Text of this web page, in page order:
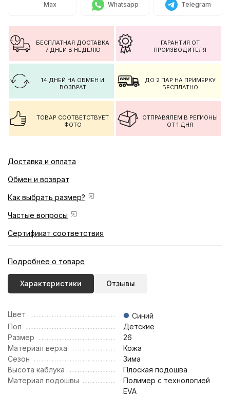
Max Whatsapp Telegram
БЕСПЛАТНАЯ ДОСТАВКА
7 ДНЕЙ В НЕДЕЛЮ
ГАРАНТИЯ ОТ
ПРОИЗВОДИТЕЛЯ
14 ДНЕЙ НА ОБМЕН И
ВОЗВРАТ
ДО 2 ПАР НА ПРИМЕРКУ
БЕСПЛАТНО
ТОВАР СООТВЕТСТВУЕТ
ФОТО
ОТПРАВЯЛЕМ В РЕГИОНЫ
ОТ 1 ДНЯ
Доставка и оплата
Обмен и возврат
Как выбрать размер?
Частые вопросы
Сертификат соответствия
Подробнее о товаре
Характеристики Отзывы
Цвет
Синий
Пол
Детские
Размер
26
Материал верха
Кожа
Сезон
Зима
Высота каблука
Плоская подошва
Материал подошвы
Полимер с технологией
EVA